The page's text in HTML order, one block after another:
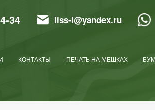
34 liss-l@yandex.ru
КОНТАКТЫ ПЕЧАТЬ НА МЕШКАХ